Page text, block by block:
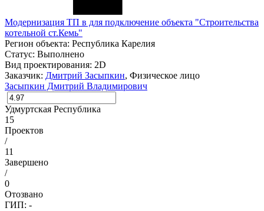
Модернизация ТП в для подключение объекта "Строительства
котельной ст.Кемь"
Регион объекта: Республика Карелия
Статус: Выполнено
Вид проектирования: 2D
Заказчик: Дмитрий Засыпкин, Физическое лицо
Засыпкин Дмитрий Владимирович
Удмуртская Республика
15
Проектов
/
11
Завершено
/
0
Отозвано
ГИП: -